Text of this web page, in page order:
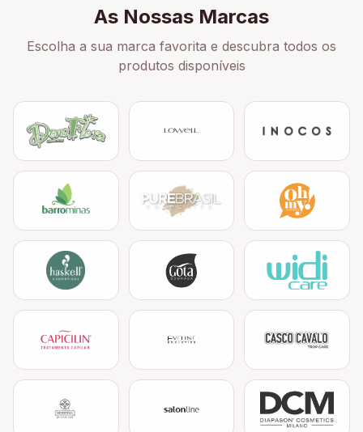
As Nossas Marcas
Escolha a sua marca favorita e descubra todos os
produtos disponíveis